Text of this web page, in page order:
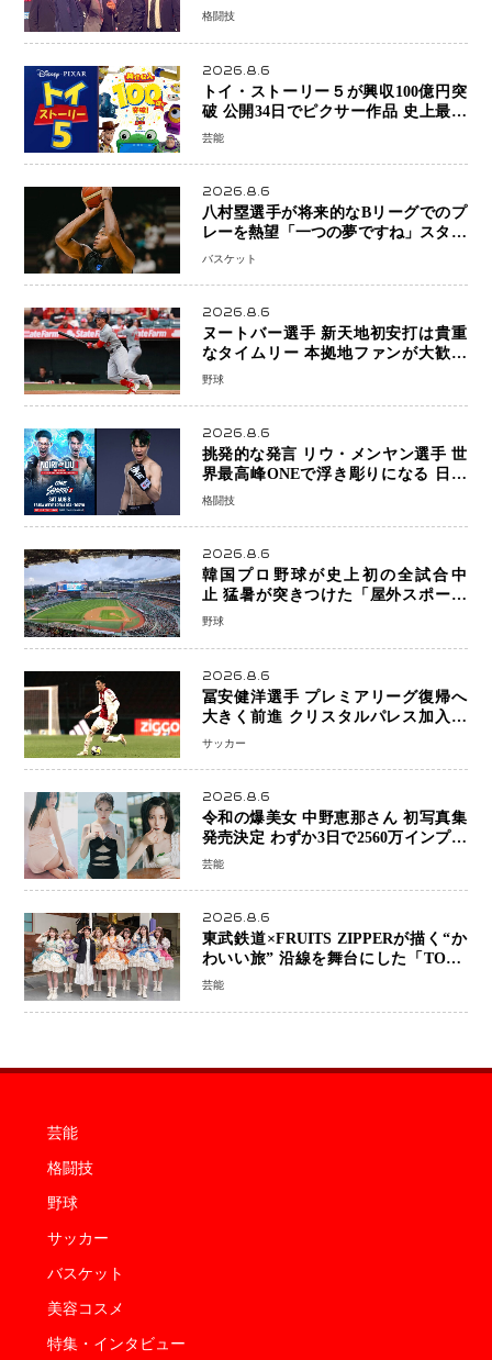
ウ・メンヤンとの因縁に決着へ 再起
初戦
格闘技
2026.8.6
トイ・ストーリー５が興収100億円突
破 公開34日でピクサー作品 史上最速
日本歴代シリーズ最高更新も目前
芸能
2026.8.6
八村塁選手が将来的なBリーグでのプ
レーを熱望「一つの夢ですね」スター
帰還がリーグ価値を押し上げる可能性
バスケット
2026.8.6
ヌートバー選手 新天地初安打は貴重
なタイムリー 本拠地ファンが大歓声
笑顔で歓喜
野球
2026.8.6
挑発的な発言 リウ・メンヤン選手 世
界最高峰ONEで浮き彫りになる 日本
キックボクシングが直面する“技術
格闘技
2026.8.6
韓国プロ野球が史上初の全試合中
止 猛暑が突きつけた「屋外スポーツ
の限界」 日本発のドーム型施設時代
野球
2026.8.6
冨安健洋選手 プレミアリーグ復帰へ
大きく前進 クリスタルパレス加入目
前 メディカルチェックも通過
サッカー
2026.8.6
令和の爆美女 中野恵那さん 初写真集
発売決定 わずか3日で2560万インプレ
ッションを記録した話題の美貌を凝縮
芸能
2026.8.6
東武鉄道×FRUITS ZIPPERが描く“か
わいい旅” 沿線を舞台にした「TOBU
KAWAII PROJECT」が開幕
芸能
芸能
格闘技
野球
サッカー
バスケット
美容コスメ
特集・インタビュー